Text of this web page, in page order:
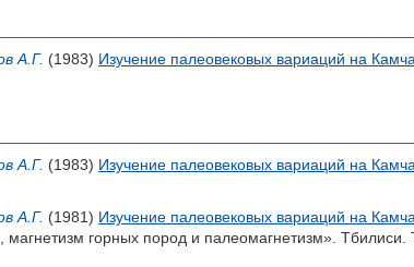
А.Г. (1983) Изучение палеовековых вариаций на
А.Г. (1983) Изучение палеовековых вариаций на
А.Г. (1981) Изучение палеовековых вариаций на
магнетизм горных пород и палеомагнетизм». Тбилиси.